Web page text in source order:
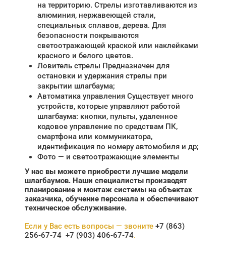
на территорию. Стрелы изготавливаются из
алюминия, нержавеющей стали,
специальных сплавов, дерева. Для
безопасности покрываются
светоотражающей краской или наклейками
красного и белого цветов.
Ловитель стрелы Предназначен для
остановки и удержания стрелы при
закрытии шлагбаума;
Автоматика управления Существует много
устройств, которые управляют работой
шлагбаума: кнопки, пульты, удаленное
кодовое управление по средствам ПК,
смартфона или коммуникатора,
идентификация по номеру автомобиля и др;
Фото — и светоотражающие элементы
У нас вы можете приобрести лучшие модели
шлагбаумов. Наши специалисты производят
планирование и монтаж системы на объектах
заказчика, обучение персонала и обеспечивают
техническое обслуживание.
Если у Вас есть вопросы — звоните +7 (863)
256-67-74 +7 (903) 406-67-74.